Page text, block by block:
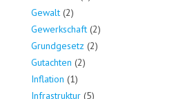
Gewalt (2)
Gewerkschaft (2)
Grundgesetz (2)
Gutachten (2)
Inflation (1)
Infrastruktur (5)